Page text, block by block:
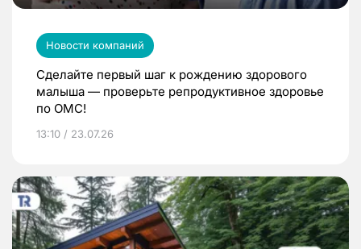
Новости компаний
Сделайте первый шаг к рождению здорового
малыша — проверьте репродуктивное здоровье
по ОМС!
13:10 / 23.07.26